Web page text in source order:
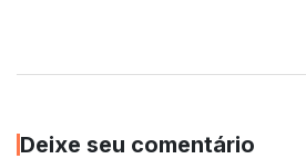
Deixe seu comentário